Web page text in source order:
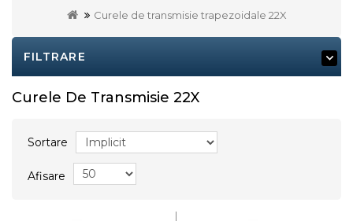
Curele de transmisie trapezoidale 22X
FILTRARE
Curele De Transmisie 22X
Sortare
Afisare